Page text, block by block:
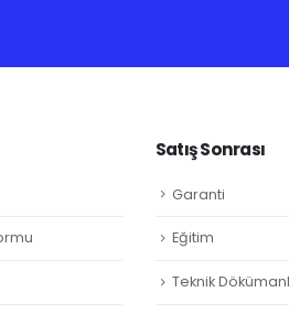
Satış Sonrası
Garanti
Eğitim
Teknik